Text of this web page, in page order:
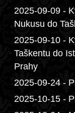
2025-09-09 -
Nukusu do
2025-09-10 -
Taškentu do
Prahy
2025-09-24 -
2025-10-15 -